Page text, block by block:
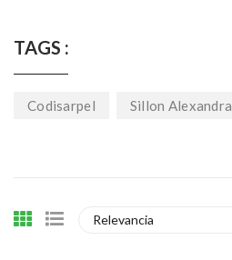
TAGS :
Codisarpel Sillon Alexandra
Relevancia